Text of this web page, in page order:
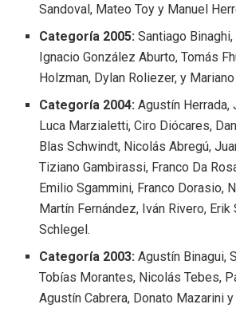
Sandoval, Mateo Toy y Manuel
Categoría 2005: Santiago
Ignacio González Aburto, Tomás
Holzman, Dylan Roliezer, y
Categoría 2004:Agustín Herrada,
Luca Marzialetti, Ciro Diócares,
Blas Schwindt, Nicolás Abregú,
Tiziano Gambirassi, Franco Da
Emilio Sgammini, Franco Dorasio,
Martín Fernández, Iván Rivero, Erik
Schlegel.
Categoría 2003: Agustín Binagui,
Tobías Morantes, Nicolás Tebes,
Agustín Cabrera, Donato Mazarini